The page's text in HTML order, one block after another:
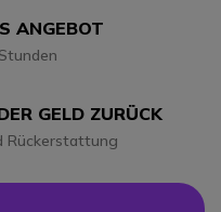
ANGEBOT
GELD ZURÜCK
Rückerstattung